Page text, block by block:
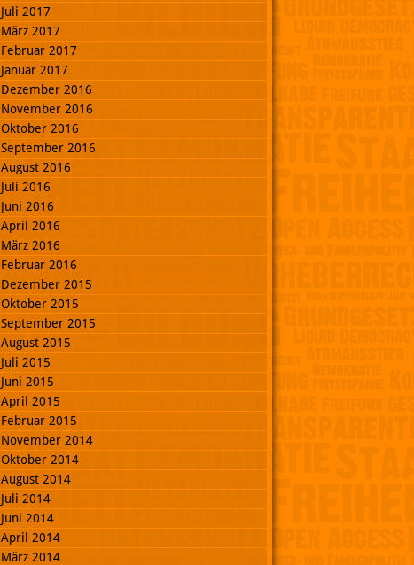
Juli 2017
März 2017
Februar 2017
Januar 2017
Dezember 2016
November 2016
Oktober 2016
September 2016
August 2016
Juli 2016
Juni 2016
April 2016
März 2016
Februar 2016
Dezember 2015
Oktober 2015
September 2015
August 2015
Juli 2015
Juni 2015
April 2015
Februar 2015
November 2014
Oktober 2014
August 2014
Juli 2014
Juni 2014
April 2014
März 2014